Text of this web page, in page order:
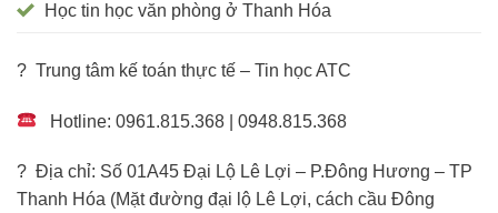
Học tin học văn phòng ở Thanh Hóa
? Trung tâm kế toán thực tế – Tin học ATC
Hotline: 0961.815.368 | 0948.815.368
? Địa chỉ: Số 01A45 Đại Lộ Lê Lợi – P.Đông Hương – TP
Thanh Hóa (Mặt đường đại lộ Lê Lợi, cách cầu Đông